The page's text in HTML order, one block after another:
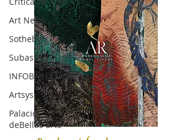
Art News
Sotheby's
Subasta
INFOBAE|AMERICA
Artsys
Palacio
deBellas arte